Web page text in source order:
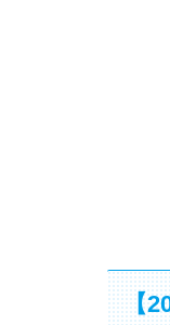
【